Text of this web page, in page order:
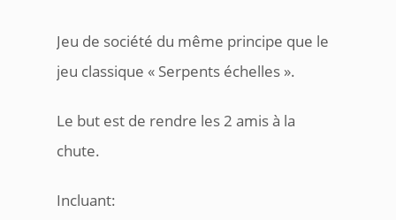
Jeu de société du même principe que le
jeu classique « Serpents échelles ».
Le but est de rendre les 2 amis à la
chute.
Incluant: